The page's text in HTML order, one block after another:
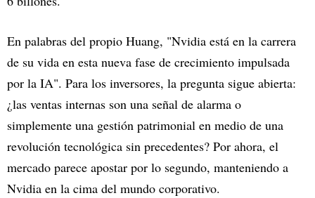
En palabras del propio Huang, "Nvidia está en la carrera
de su vida en esta nueva fase de crecimiento impulsada
por la IA". Para los inversores, la pregunta sigue abierta:
¿las ventas internas son una señal de alarma o
simplemente una gestión patrimonial en medio de una
revolución tecnológica sin precedentes? Por ahora, el
mercado parece apostar por lo segundo, manteniendo a
Nvidia en la cima del mundo corporativo.